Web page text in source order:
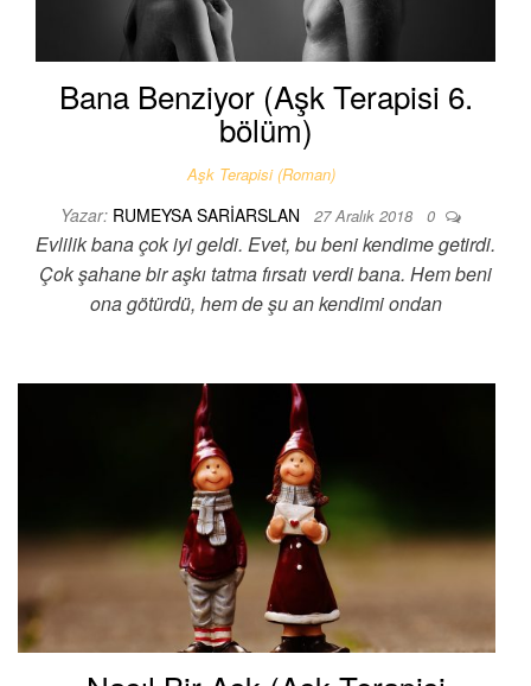
Bana Benziyor (Aşk Terapisi 6.
bölüm)
Aşk Terapisi (Roman)
Yazar: RUMEYSA SARIARSLAN 27 Aralık 2018 0
Evlilik bana çok iyi geldi. Evet, bu beni kendime getirdi.
Çok şahane bir aşkı tatma fırsatı verdi bana. Hem beni
ona götürdü, hem de şu an kendimi ondan